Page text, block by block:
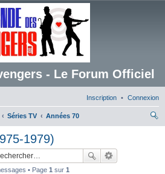
- Le Forum Officiel
Connexion
Inscription
Séries TV
Années 70
1979)
• Page 1 sur 1